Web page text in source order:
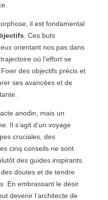
il est fondamental
. Ces buts
orientant nos pas dans
où l’effort se
des objectifs précis et
ses avancées et de
anodin, mais un
Il s’agit d’un voyage
cruciales, des
cinq conseils ne sont
des guides inspirants
doutes et de tendre
En embrassant le désir
devenir l’architecte de